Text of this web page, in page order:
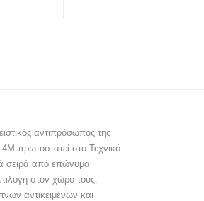
αντιπρόσωπος της
πρωτοστατεί στο Τεχνικό
σειρά από επώνυμα
στον χώρο τους.
αντικειμένων και